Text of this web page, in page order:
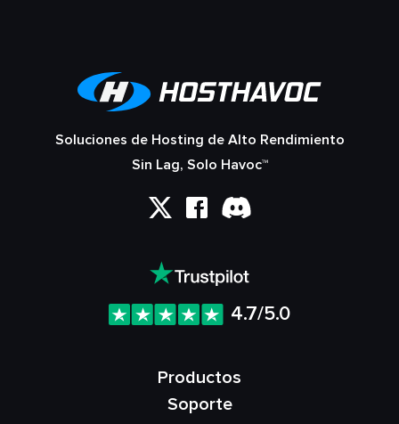
Soluciones de Hosting de Alto Rendimiento
Sin Lag, Solo Havoc™
4.7/5.0
Productos
Soporte